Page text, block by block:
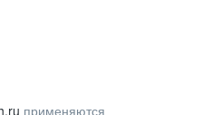
применяются